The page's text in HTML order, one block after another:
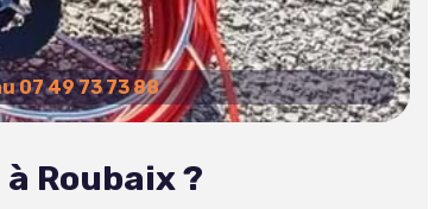
07 49 73 73 88
Roubaix ?